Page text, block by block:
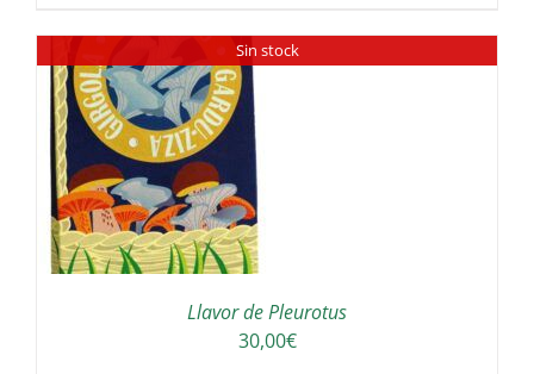
Sin stock
Llavor de Pleurotus
30,00€